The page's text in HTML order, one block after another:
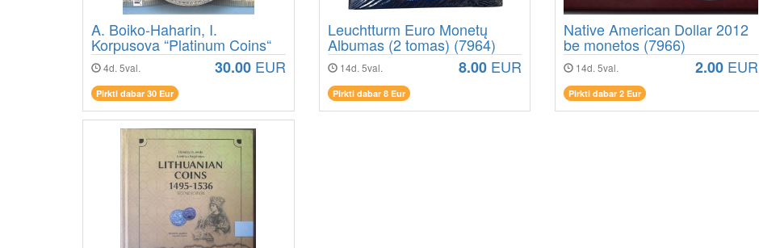
A. Boiko-Haharin, I.
Korpusova “Platinum Coins“
4d. 5val. 30.00EUR
Pirkti dabar 30 Eur
Leuchtturm Euro Monetų
Albumas (2 tomas) (7964)
14d. 5val. 8.00 EUR
Pirkti dabar 8 Eur
Native American Dollar 2012
be monetos (7966)
14d. 5val. 2.00EUR
Pirkti dabar 2 Eur